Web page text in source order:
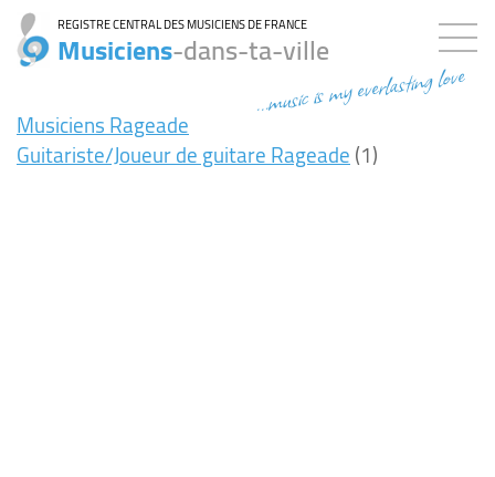
REGISTRE CENTRAL DES MUSICIENS DE FRANCE
Musiciens-dans-ta-ville
...music is my everlasting love
Musiciens Rageade
Guitariste/Joueur de guitare Rageade(1)